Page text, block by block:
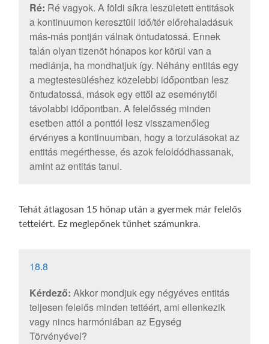
Ré: Ré vagyok. A földi síkra leszületett entitások
a kontinuumon keresztüli idő/tér előrehaladásuk
más-más pontján válnak öntudatossá. Ennek
talán olyan tizenöt hónapos kor körül van a
mediánja, ha mondhatjuk így. Néhány entitás egy
a megtestesüléshez közelebbi időpontban lesz
öntudatossá, mások egy ettől az eseménytől
távolabbi időpontban. A felelősség minden
esetben attól a ponttól lesz visszamenőleg
érvényes a kontinuumban, hogy a torzulásokat az
entitás megérthesse, és azok feloldódhassanak,
amint az entitás tanul.
Tehát átlagosan 15 hónap után a gyermek már felelős
tetteiért. Ez meglepőnek tűnhet számunkra.
18.8
Kérdező: Akkor mondjuk egy négyéves entitás
teljesen felelős minden tettéért, ami ellenkezik
vagy nincs harmóniában az Egység
Törvényével?